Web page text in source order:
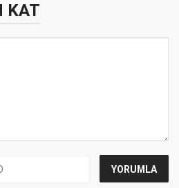
KAT